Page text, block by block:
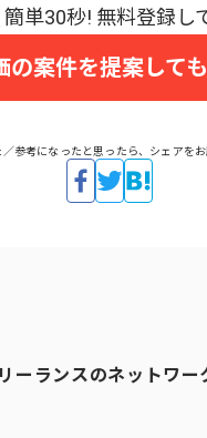
の案件を提案して
／参考になったと思ったら、シェアを
ーランスのネットワ